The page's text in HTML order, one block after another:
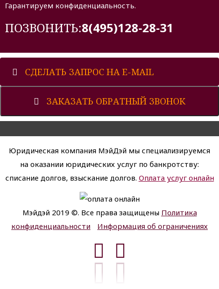
Гарантируем конфиденциальность.
ПОЗВОНИТЬ:8(495)128-28-31
СДЕЛАТЬ ЗАПРОС НА E-MAIL
ЗАКАЗАТЬ ОБРАТНЫЙ ЗВОНОК
Юридическая компания МэйДэй мы специализируемся
на оказании юридических услуг по банкротству:
списание долгов, взыскание долгов. Оплата услуг онлайн
Мэйдэй 2019 ©. Все права защищены Политика
конфиденциальности
Информация об ограничениях